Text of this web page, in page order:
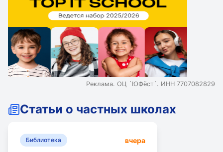
Реклама. ОЦ `ЮФёст`. ИНН 7707082829
Статьи о частных школах
Библиотека вчера